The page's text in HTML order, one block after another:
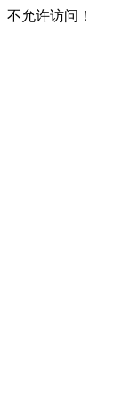
不允许访问！